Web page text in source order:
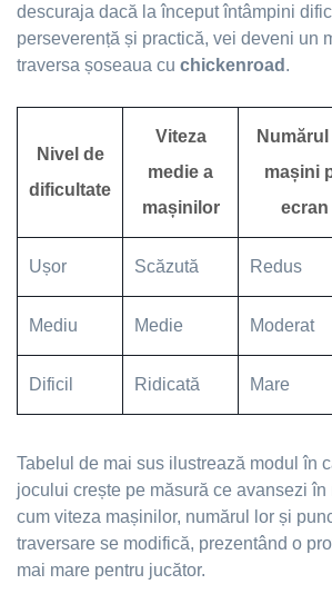
descuraja dacă la început întâmpini
perseverență și practică, vei deveni un
traversa șoseaua cu chickenroad .
Nivel de
dificultate
Viteza
medie a
mașinilor
Numărul
mașini
ecran
Ușor Scăzută Redus
Mediu Medie Moderat
Dificil Ridicată Mare
Tabelul de mai sus ilustrează modul în
jocului crește pe măsură ce avansezi în
cum viteza mașinilor, numărul lor și
traversare se modifică, prezentând o
mai mare pentru jucător.